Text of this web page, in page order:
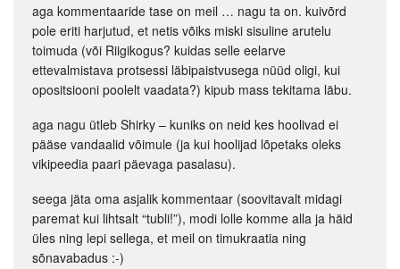
aga kommentaaride tase on meil … nagu ta on. kuivõrd
pole eriti harjutud, et netis võiks miski sisuline arutelu
toimuda (või Riigikogus? kuidas selle eelarve
ettevalmistava protsessi läbipaistvusega nüüd oligi, kui
opositsiooni poolelt vaadata?) kipub mass tekitama läbu.
aga nagu ütleb Shirky – kuniks on neid kes hoolivad ei
pääse vandaalid võimule (ja kui hoolijad lõpetaks oleks
vikipeedia paari päevaga pasalasu).
seega jäta oma asjalik kommentaar (soovitavalt midagi
paremat kui lihtsalt “tubli!”), modi lolle komme alla ja häid
üles ning lepi sellega, et meil on timukraatia ning
sõnavabadus :-)